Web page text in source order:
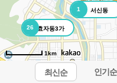
1
서신동
26 효자동3가
1km
최신순 인기순
이용약관 개인정보처리